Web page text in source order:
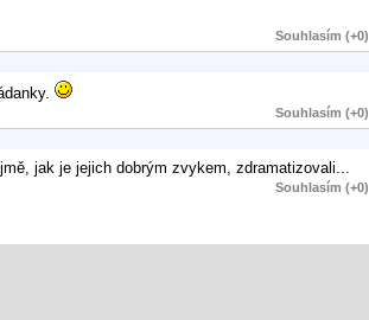
Souhlasím (+0)
Souhlasím (+0)
jak je jejich dobrým zvykem, zdramatizovali...
Souhlasím (+0)